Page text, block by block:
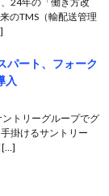
のTMS（輸配送管理
パート、フォーク
入
トリーグループでグ
掛けるサントリー
[…]